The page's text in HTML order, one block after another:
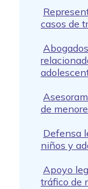
casos de
de
Defensa
niños y
Apoyo
tráfico de